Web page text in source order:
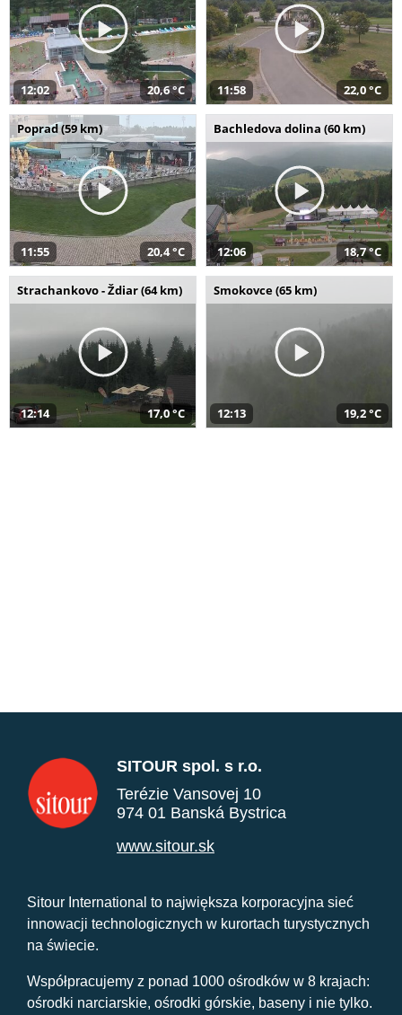
12:02 20,6 °C 11:58 22,0 °C
Poprad (59 km)
11:55 20,4 °C
Bachledova dolina (60 km)
12:06 18,7 °C
Strachankovo - Ždiar (64 km)
12:14 17,0 °C
Smokovce (65 km)
12:13 19,2 °C
SITOUR spol. s r.o.
Terézie Vansovej 10
974 01 Banská Bystrica
www.sitour.sk
Sitour International to największa korporacyjna sieć
innowacji technologicznych w kurortach turystycznych
na świecie.
Współpracujemy z ponad 1000 ośrodków w 8 krajach:
ośrodki narciarskie, ośrodki górskie, baseny i nie tylko.